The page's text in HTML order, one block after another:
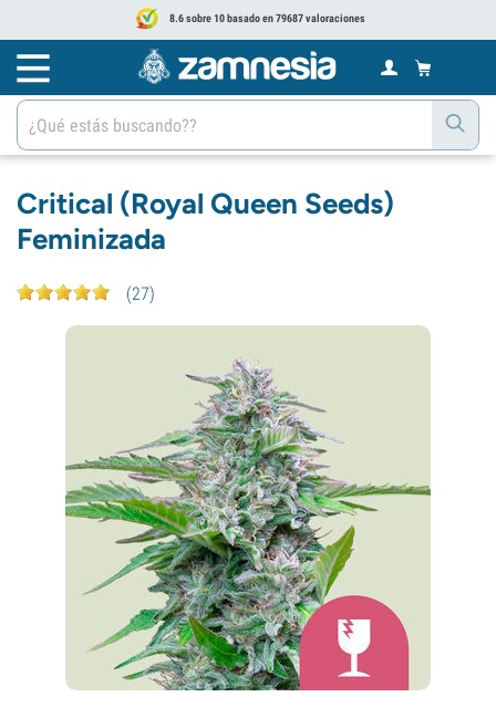
8.6 sobre 10 basado en 79687 valoraciones
Critical (Royal Queen Seeds)
Feminizada
(27)